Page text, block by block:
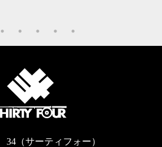
（サーティフォー）